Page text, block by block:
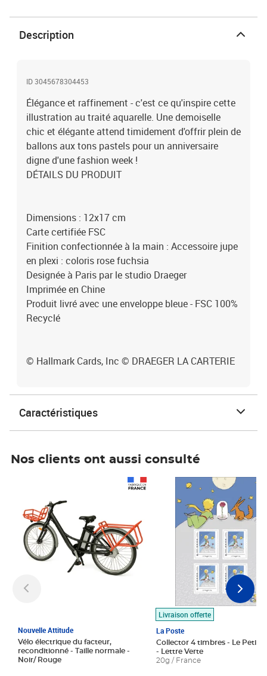
fuchsiaDesignée à Paris par le studio DraegerImprimée en
ChineProduit livré avec une enveloppe bleue - FSC 100% Recyclé©
Hallmark Cards, Inc © DRAEGER LA CARTERIE
Description
ID 3045678304453
Élégance et raffinement - c'est ce qu'inspire cette
illustration au traité aquarelle. Une demoiselle
chic et élégante attend timidement d'offrir plein de
ballons aux tons pastels pour un anniversaire
digne d'une fashion week !
DÉTAILS DU PRODUIT
Dimensions : 12x17 cm
Carte certifiée FSC
Finition confectionnée à la main : Accessoire jupe
en plexi : coloris rose fuchsia
Designée à Paris par le studio Draeger
Imprimée en Chine
Produit livré avec une enveloppe bleue - FSC 100%
Recyclé
© Hallmark Cards, Inc © DRAEGER LA CARTERIE
Caractéristiques
Nos clients ont aussi consulté
Nouvelle Attitude
Vélo électrique du facteur,
reconditionné - Taille normale -
Noir/ Rouge
Livraison offerte
La Poste
Collector 4 timbres - Le Petit
- Lettre Verte
20g / France
Prix 7,50€